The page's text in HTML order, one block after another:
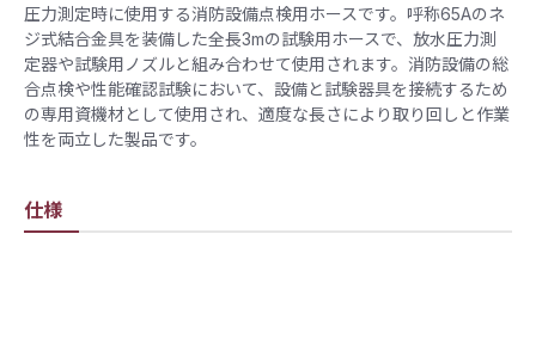
圧力測定時に使用する消防設備点検用ホースです。呼称65Aのネ
ジ式結合金具を装備した全長3mの試験用ホースで、放水圧力測
定器や試験用ノズルと組み合わせて使用されます。消防設備の総
合点検や性能確認試験において、設備と試験器具を接続するため
の専用資機材として使用され、適度な長さにより取り回しと作業
性を両立した製品です。
仕様